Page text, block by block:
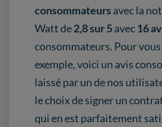
consommateurs avec la
Watt de2,8 sur 5avec16
consommateurs. Pour
exemple, voici un avis
laissé par un de nos
le choix de signer un
qui en est parfaitement